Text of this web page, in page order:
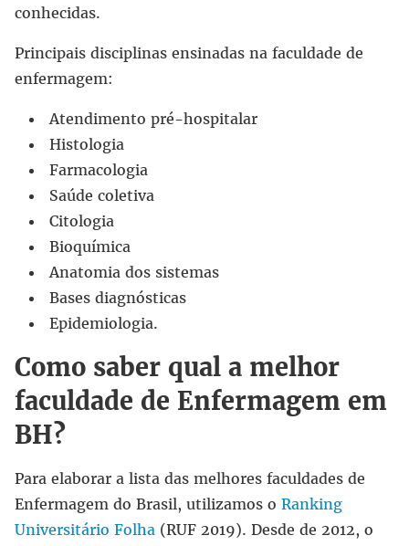
conhecidas.
Principais disciplinas ensinadas na faculdade de
enfermagem:
Atendimento pré-hospitalar
Histologia
Farmacologia
Saúde coletiva
Citologia
Bioquímica
Anatomia dos sistemas
Bases diagnósticas
Epidemiologia.
Como saber qual a melhor
faculdade de Enfermagem em
BH?
Para elaborar a lista das melhores faculdades de
Enfermagem do Brasil, utilizamos o Ranking
Universitário Folha (RUF 2019). Desde de 2012, o